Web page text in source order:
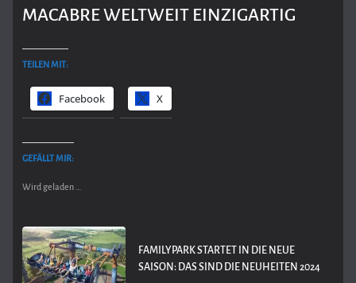
MACABRE WELTWEIT EINZIGARTIG
TEILEN MIT:
Facebook X
GEFÄLLT MIR:
Wird geladen …
FAMILYPARK STARTET IN DIE NEUE
SAISON: DAS SIND DIE NEUHEITEN 2024